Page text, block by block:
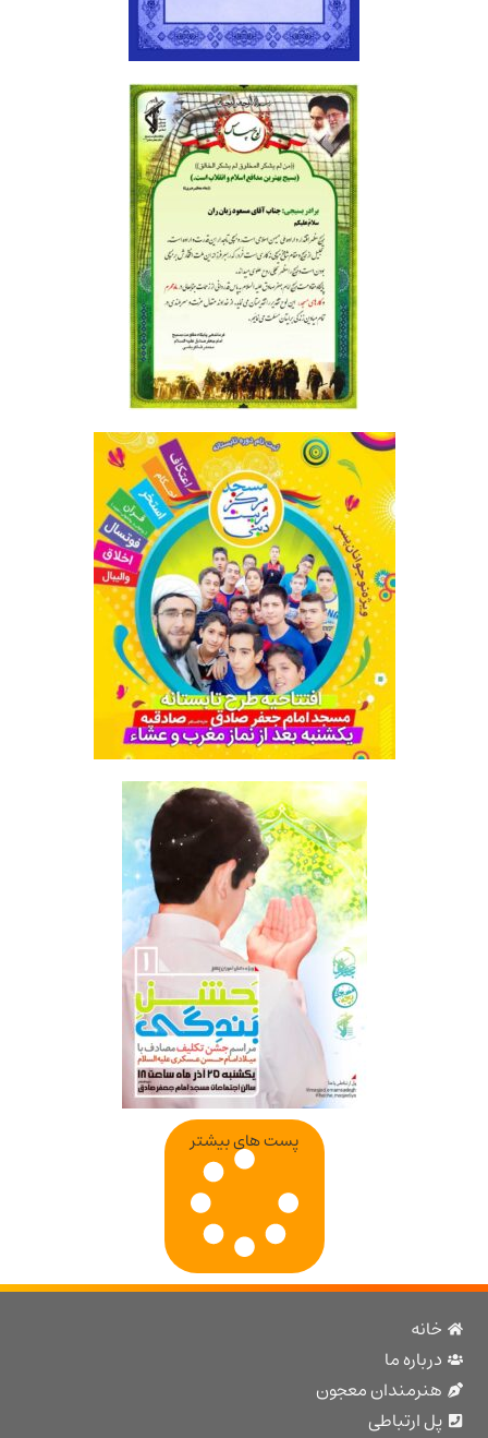
تقدیر نامه | لوح تقدیر2
تقدیر نامه | تقدیر نامه بسیج2
طرح تابستانه
جشن تکلیف
پست های بیشتر
ما
معجون
ارتباطی